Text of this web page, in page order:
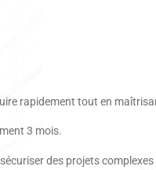
rapidement tout en
3 mois.
des projets